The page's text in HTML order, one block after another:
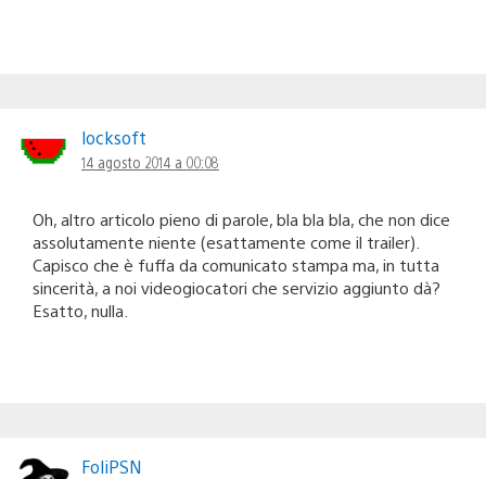
locksoft
14 agosto 2014 a 00:08
Oh, altro articolo pieno di parole, bla bla bla, che non dice
assolutamente niente (esattamente come il trailer).
Capisco che è fuffa da comunicato stampa ma, in tutta
sincerità, a noi videogiocatori che servizio aggiunto dà?
Esatto, nulla.
FoliPSN